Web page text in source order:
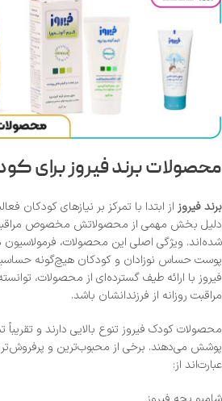
محصولات برند فیروز برای
برند فیروز از ابتدا با تمرکز بر نیازهای کودکان
دلیل بخش مهمی از محصولاتش مخصوص
شده‌اند. ویژگی اصلی این محصولات،
پوست حساس نوزادان و کودکان هیچ‌گونه
فیروز با ارائه طیف گسترده‌ای از محصولات،
مراقبت روزانه از فرزندانشان باشد.
محصولات کودک فیروز تنوع بالایی دارند و تقریباً
پوشش می‌دهند. برخی از محبوب‌ترین و
عبارت‌اند از: